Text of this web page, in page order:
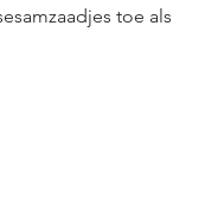
toe als